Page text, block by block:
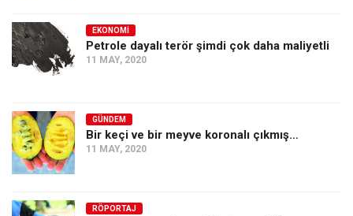
EKONOMI
Petrole dayalı terör şimdi çok daha maliyetli
11 MAY, 2020
GÜNDEM
Bir keçi ve bir meyve koronalı çıkmış…
11 MAY, 2020
RÖPORTAJ